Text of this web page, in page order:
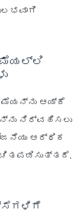
ಆಯ್ಕೆ
ನಿರ್ವಹಿಸಲು
ಆರ್ಥಿಕ